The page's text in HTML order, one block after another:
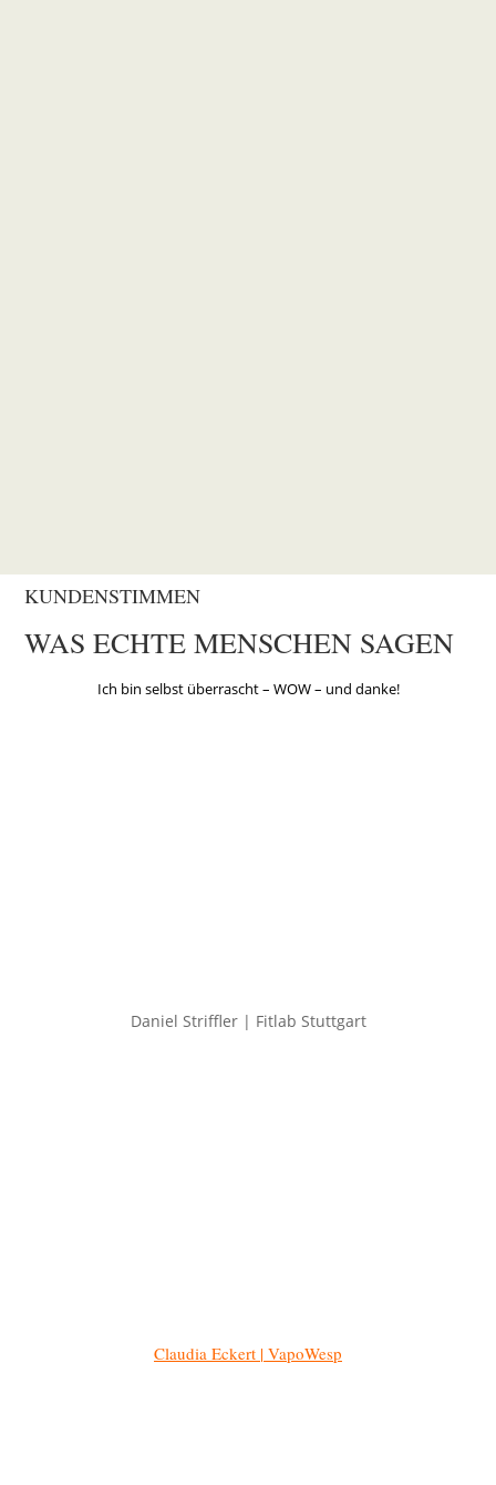
KUNDENSTIMMEN
WAS ECHTE MENSCHEN SAGEN
Ich bin selbst überrascht – WOW – und danke!
Daniel Striffler | Fitlab Stuttgart
Claudia Eckert | VapoWesp